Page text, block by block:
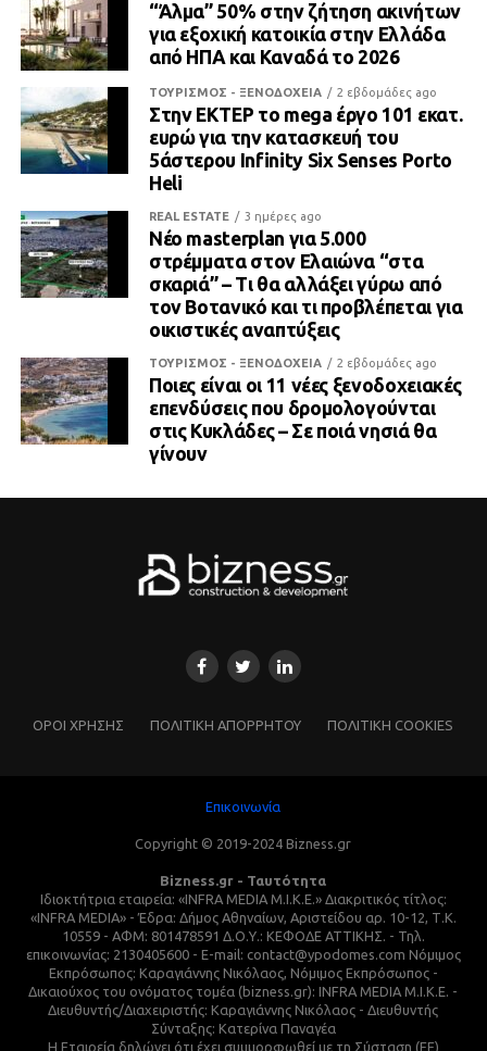
“Άλμα” 50% στην ζήτηση ακινήτων
για εξοχική κατοικία στην Ελλάδα
από ΗΠΑ και Καναδά το 2026
ΤΟΥΡΙΣΜΟΣ - ΞΕΝΟΔΟΧΕΙΑ 2 εβδομάδες ago
Στην ΕΚΤΕΡ το mega έργο 101 εκατ.
ευρώ για την κατασκευή του
5άστερου Infinity Six Senses Porto
Heli
REAL ESTATE 3 ημέρες ago
Νέο masterplan για 5.000
στρέμματα στον Ελαιώνα “στα
σκαριά” – Τι θα αλλάξει γύρω από
τον Βοτανικό και τι προβλέπεται για
οικιστικές αναπτύξεις
ΤΟΥΡΙΣΜΟΣ - ΞΕΝΟΔΟΧΕΙΑ 2 εβδομάδες ago
Ποιες είναι οι 11 νέες ξενοδοχειακές
επενδύσεις που δρομολογούνται
στις Κυκλάδες – Σε ποιά νησιά θα
γίνουν
ΌΡΟΙ ΧΡΗΣΗΣ ΠΟΛΙΤΙΚΗ ΑΠΟΡΡΗΤΟΥ ΠΟΛΙΤΙΚΗ COOKIES
Επικοινωνία
Copyright © 2019-2024 Bizness.gr
Bizness.gr - Ταυτότητα
Ιδιοκτήτρια εταιρεία: «INFRA MEDIA M.I.K.E.» Διακριτικός τίτλος:
«INFRA MEDIA» - Έδρα: Δήμος Αθηναίων, Αριστείδου αρ. 10-12, Τ.Κ.
10559 - ΑΦΜ: 801478591 Δ.Ο.Υ.: ΚΕΦΟΔΕ ΑΤΤΙΚΗΣ. - Τηλ.
επικοινωνίας: 2130405600 - E-mail: contact@ypodomes.com Νόμιμος
Εκπρόσωπος: Καραγιάννης Νικόλαος, Νόμιμος Εκπρόσωπος -
Δικαιούχος του ονόματος τομέα (bizness.gr): INFRA MEDIA M.I.K.E. -
Διευθυντής/Διαχειριστής: Καραγιάννης Νικόλαος - Διευθυντής
Σύνταξης: Κατερίνα Παναγέα
Η Εταιρεία δηλώνει ότι έχει συμμορφωθεί με τη Σύσταση (ΕΕ)